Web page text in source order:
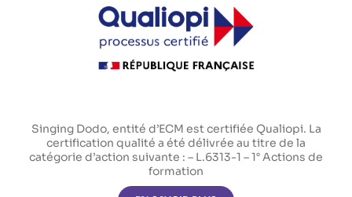
Singing Dodo, entité d’ECM est certifiée Qualiopi. La
certification qualité a été délivrée au titre de la
catégorie d’action suivante : – L.6313-1 – 1° Actions de
formation